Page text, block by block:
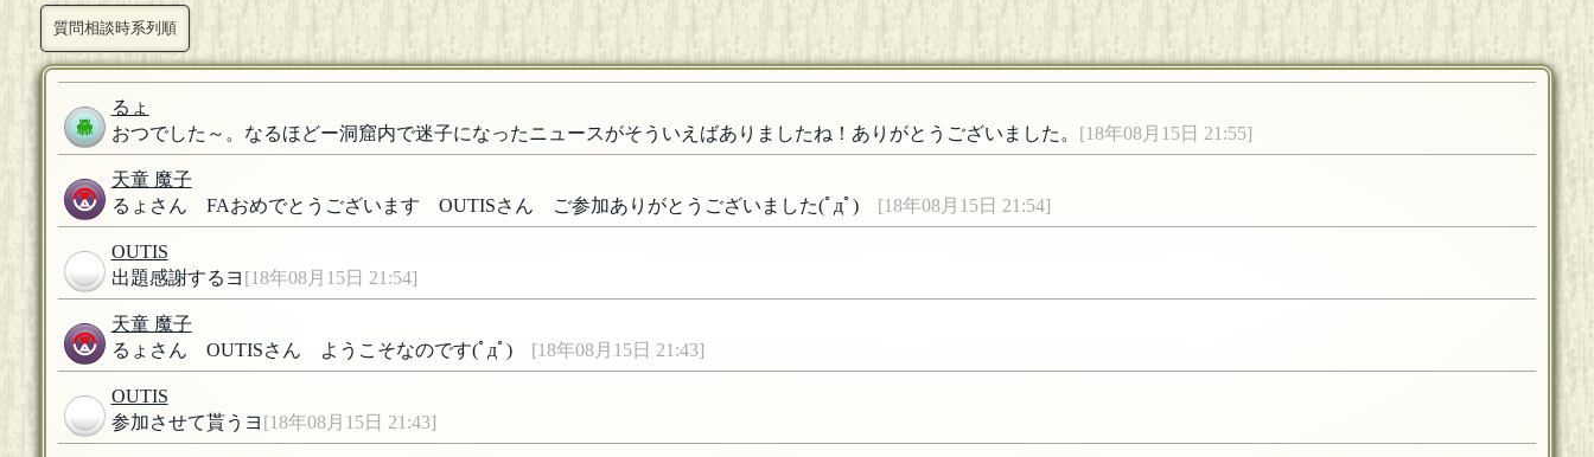
質問相談時系列順
るょ
おつでした～。なるほどー洞窟内で迷子になったニュースがそういえばありましたね！ありがとうございました。
[18年08月15日 21:55]
天童 魔子
るょさん FAおめでとうございます OUTISさん ご参加ありがとうございました(ﾟдﾟ)ゞ
[18年08月15日 21:54]
OUTIS
出題感謝するヨ [18年08月15日 21:54]
天童 魔子
るょさん OUTISさん ようこそなのです(ﾟдﾟ)ゞ
[18年08月15日 21:43]
OUTIS
参加させて貰うヨ [18年08月15日 21:43]